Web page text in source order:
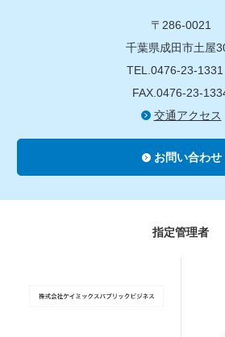
〒286-0021
千葉県成田市土屋
TEL.0476-23-
FAX.0476-23-
交通アクセス
お問い合わせ
指定管理者